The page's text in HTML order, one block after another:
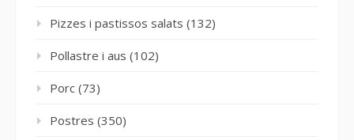
Pizzes i pastissos salats (132)
Pollastre i aus (102)
Porc (73)
Postres (350)